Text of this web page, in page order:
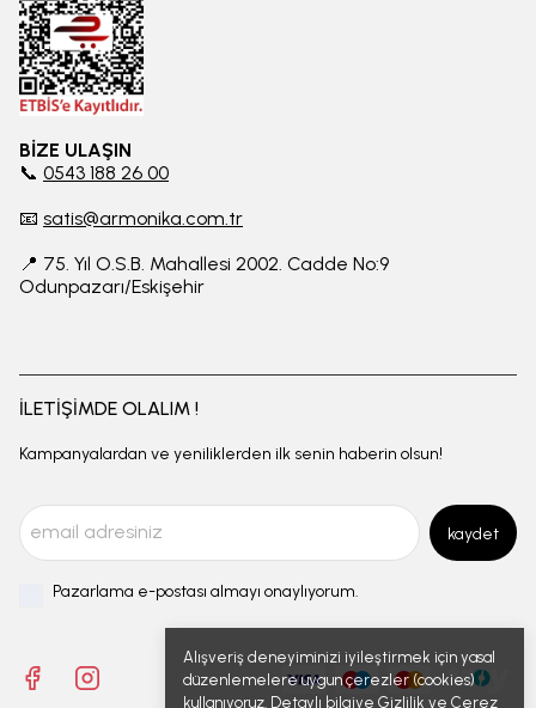
Alışveriş deneyiminizi iyileştirmek için yasal
düzenlemelere uygun çerezler (cookies)
kullanıyoruz. Detaylı bilgiye Gizlilik ve Çerez
BİZE ULAŞIN
📞 0543 188 26 00
📧 satis@armonika.com.tr
📍 75. Yıl O.S.B. Mahallesi 2002. Cadde No:9
Odunpazarı/Eskişehir
İLETİŞİMDE OLALIM !
Kampanyalardan ve yeniliklerden ilk senin haberin olsun!
kaydet
Pazarlama e-postası almayı onaylıyorum.